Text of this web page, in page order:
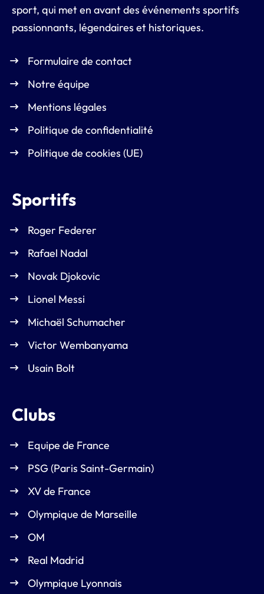
sport, qui met en avant des événements sportifs
passionnants, légendaires et historiques.
Formulaire de contact
Notre équipe
Mentions légales
Politique de confidentialité
Politique de cookies (UE)
Sportifs
Roger Federer
Rafael Nadal
Novak Djokovic
Lionel Messi
Michaël Schumacher
Victor Wembanyama
Usain Bolt
Clubs
Equipe de France
PSG (Paris Saint-Germain)
XV de France
Olympique de Marseille
OM
Real Madrid
Olympique Lyonnais